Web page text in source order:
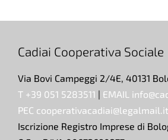
Cadiai Cooperativa Sociale
Via Bovi Campeggi 2/4E, 40131
T +39 051 5283511 | EMAIL
PEC cooperativacadiai@legalmail.it
Iscrizione Registro Imprese di